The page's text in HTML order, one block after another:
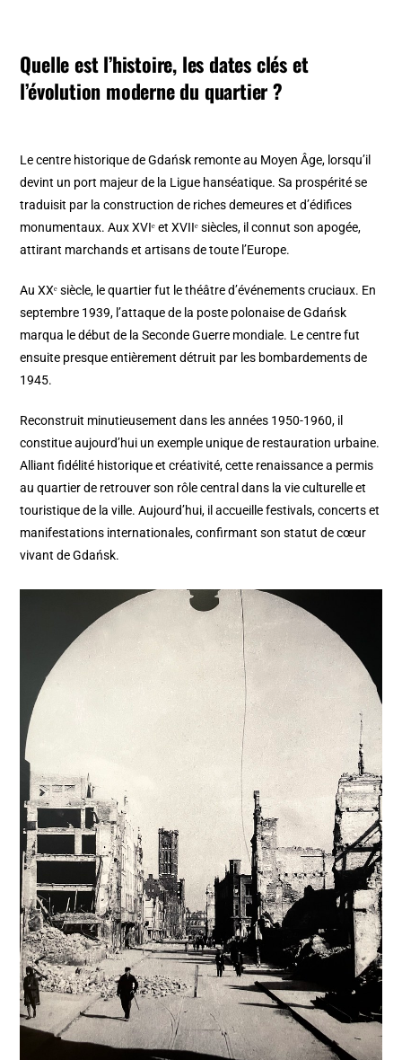
Quelle est l’histoire, les dates clés et
l’évolution moderne du quartier ?
Le centre historique de Gdańsk remonte au Moyen Âge, lorsqu’il
devint un port majeur de la Ligue hanséatique. Sa prospérité se
traduisit par la construction de riches demeures et d’édifices
monumentaux. Aux XVIᵉ et XVIIᵉ siècles, il connut son apogée,
attirant marchands et artisans de toute l’Europe.
Au XXᵉ siècle, le quartier fut le théâtre d’événements cruciaux. En
septembre 1939, l’attaque de la poste polonaise de Gdańsk
marqua le début de la Seconde Guerre mondiale. Le centre fut
ensuite presque entièrement détruit par les bombardements de
1945.
Reconstruit minutieusement dans les années 1950-1960, il
constitue aujourd’hui un exemple unique de restauration urbaine.
Alliant fidélité historique et créativité, cette renaissance a permis
au quartier de retrouver son rôle central dans la vie culturelle et
touristique de la ville. Aujourd’hui, il accueille festivals, concerts et
manifestations internationales, confirmant son statut de cœur
vivant de Gdańsk.